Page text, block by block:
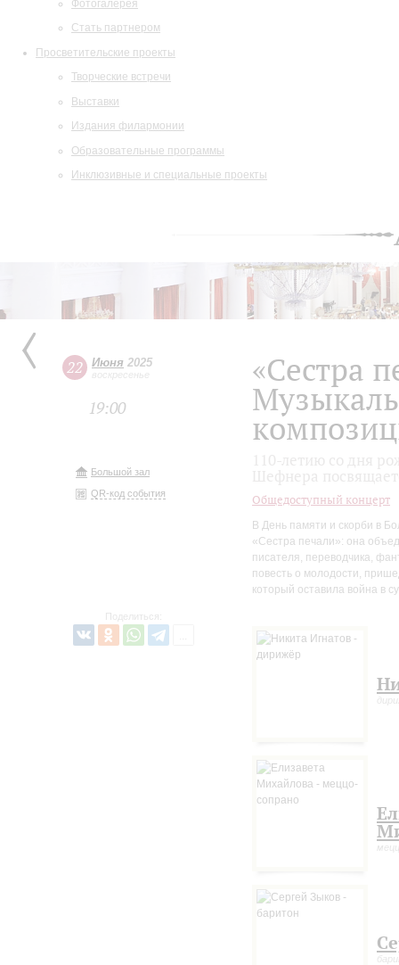
Фотогалерея
Стать партнером
Просветительские проекты
Творческие встречи
Выставки
Издания филармонии
Образовательные программы
Инклюзивные и специальные проекты
22 Июня 2025
воскресенье
19:00
Большой зал
QR-код события
Поделиться:
«Сестра
Общедоступный концерт
В День памяти и скорби в
«Сестра печали»: она
писателя, переводчика,
повесть о молодости,
который оставила война в